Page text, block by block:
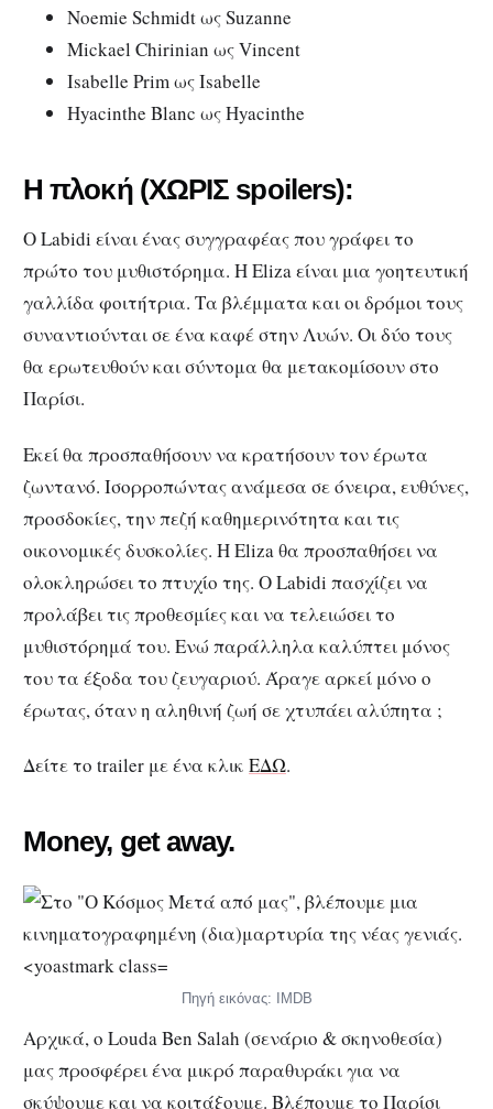
Noemie Schmidt ως Suzanne
Mickael Chirinian ως Vincent
Isabelle Prim ως Isabelle
Hyacinthe Blanc ως Hyacinthe
Η πλοκή (ΧΩΡΙΣ spoilers):
Ο Labidi είναι ένας συγγραφέας που γράφει το
πρώτο του μυθιστόρημα. Η Eliza είναι μια γοητευτική
γαλλίδα φοιτήτρια. Τα βλέμματα και οι δρόμοι τους
συναντιούνται σε ένα καφέ στην Λυών. Οι δύο τους
θα ερωτευθούν και σύντομα θα μετακομίσουν στο
Παρίσι.
Εκεί θα προσπαθήσουν να κρατήσουν τον έρωτα
ζωντανό. Ισορροπώντας ανάμεσα σε όνειρα, ευθύνες,
προσδοκίες, την πεζή καθημερινότητα και τις
οικονομικές δυσκολίες. Η Eliza θα προσπαθήσει να
ολοκληρώσει το πτυχίο της. Ο Labidi πασχίζει να
προλάβει τις προθεσμίες και να τελειώσει το
μυθιστόρημά του. Ενώ παράλληλα καλύπτει μόνος
του τα έξοδα του ζευγαριού. Άραγε αρκεί μόνο ο
έρωτας, όταν η αληθινή ζωή σε χτυπάει αλύπητα ;
Δείτε το trailer με ένα κλικ ΕΔΩ.
Money, get away.
Πηγή εικόνας: IMDB
Αρχικά, ο Louda Ben Salah (σενάριο & σκηνοθεσία)
μας προσφέρει ένα μικρό παραθυράκι για να
σκύψουμε και να κοιτάξουμε. Βλέπουμε το Παρίσι